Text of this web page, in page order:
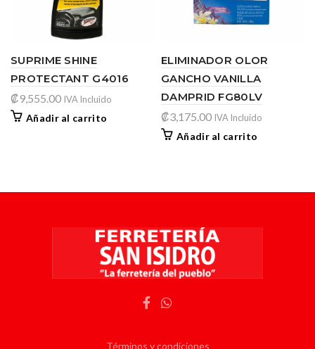
SUPRIME SHINE
PROTECTANT G4016
₡9,555.00 IVA Incluido
Añadir al carrito
ELIMINADOR OLOR
GANCHO VANILLA
DAMPRID FG80LV
₡3,175.00 IVA Incluido
Añadir al carrito
Términos y condiciones